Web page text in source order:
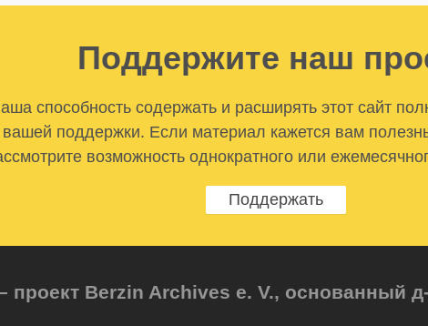
Поддержите наш
способность содержать и расширять этот сайт
вашей поддержки. Если материал кажется вам
возможность однократного или
Поддержать
проект Berzin Archives e. V., основанный